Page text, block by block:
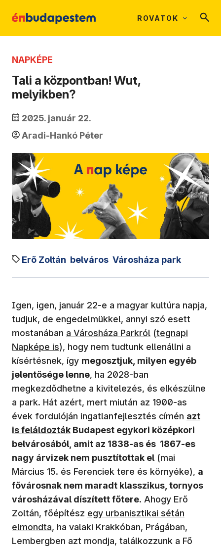
ROVATOK
NAPKÉPE
Tali a központban! Wut,
melyikben?
2025. január 22.
Aradi-Hankó Péter
Erő Zoltán belváros Városháza park
Igen, igen, január 22-e a magyar kultúra napja,
tudjuk, de engedelmükkel, annyi szó esett
mostanában (új ablakban nyílik meg)
a Városháza Parkról ((új ablakban
tegnapi
Napképe is), hogy nem tudtunk ellenállni a
kísértésnek, így megosztjuk, milyen egyéb
jelentősége lenne, ha 2028-ban
megkezdődhetne a kivitelezés, és elkészülne
a park. Hát azért, mert miután az 1900-as
évek fordulóján ingatlanfejlesztés címén (új
azt
is feláldozták Budapest egykori középkori
belvárosából, amit az 1838-as és 1867-es
nagy árvizek nem pusztítottak el (mai
Március 15. és Ferenciek tere és környéke), a
fővárosnak nem maradt klasszikus, tornyos
városházával díszített főtere. Ahogy Erő
Zoltán, főépítész (új ablakban nyílik meg)
egy urbanisztikai sétán
elmondta, ha valaki Krakkóban, Prágában,
Lembergben azt mondja, találkozzunk a Fő